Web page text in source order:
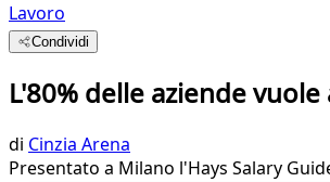
Lavoro
Condividi
L'80% delle aziende
di Cinzia Arena
Presentato a Milano l'Hays Salary